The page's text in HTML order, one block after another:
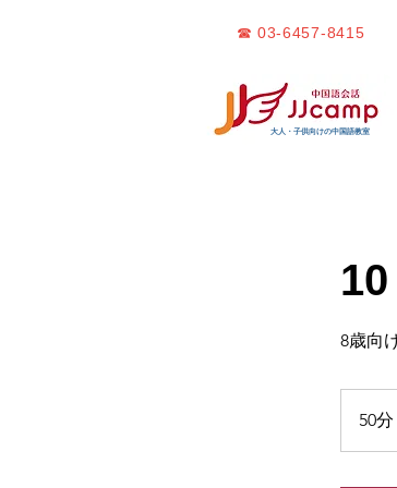
☎ 03-6457-8415
大人・子供向けの中国語教室
8歳向
50分